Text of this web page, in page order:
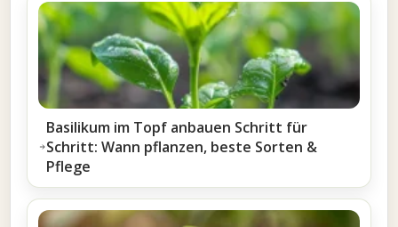
Basilikum im Topf anbauen Schritt für
Schritt: Wann pflanzen, beste Sorten &
Pflege